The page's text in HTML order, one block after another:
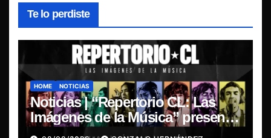
Te lo perdiste
HOME NOTICIAS
Noticias | “Repertorio CL: Las
Imágenes de la Música” presenta
la esencia del nuevo sonido